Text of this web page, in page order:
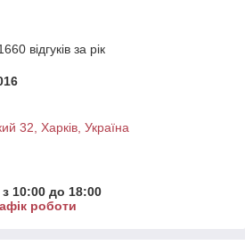
відгуків за рік
32, Харків, Україна
10:00 до 18:00
роботи